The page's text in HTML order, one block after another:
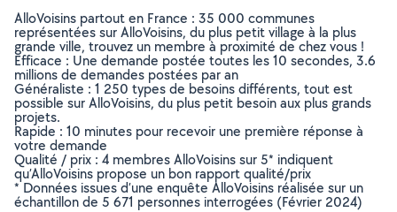
AlloVoisins partout en France : 35 000 communes
représentées sur AlloVoisins, du plus petit village à la plus
grande ville, trouvez un membre à proximité de chez vous !
Efficace : Une demande postée toutes les 10 secondes, 3.6
millions de demandes postées par an
Généraliste : 1 250 types de besoins différents, tout est
possible sur AlloVoisins, du plus petit besoin aux plus grands
projets.
Rapide : 10 minutes pour recevoir une première réponse à
votre demande
Qualité / prix : 4 membres AlloVoisins sur 5* indiquent
qu’AlloVoisins propose un bon rapport qualité/prix
* Données issues d’une enquête AlloVoisins réalisée sur un
échantillon de 5 671 personnes interrogées (Février 2024)